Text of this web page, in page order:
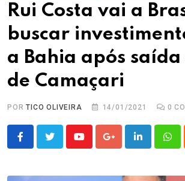
Rui Costa vai a
buscar
a Bahia após saída
de Camaçari
PORTICO OLIVEIRA 14/01/2021 0
YoutubeGoogle+LinkedIn